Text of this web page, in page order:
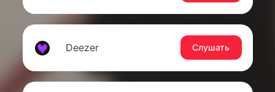
Deezer Слушать